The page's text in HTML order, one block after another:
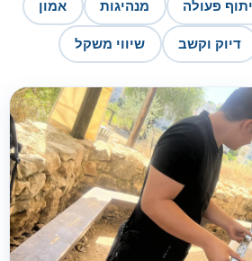
פעולה מנהיגות אמון
דיוק וקשב שיווי משקל